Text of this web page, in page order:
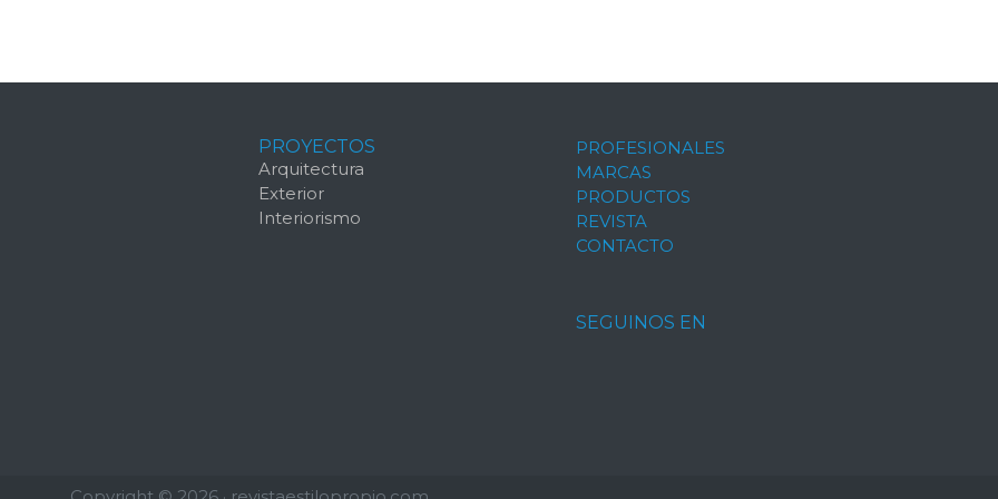
PROYECTOS
Arquitectura
Exterior
Interiorismo
PROFESIONALES
MARCAS
PRODUCTOS
REVISTA
CONTACTO
SEGUINOS EN